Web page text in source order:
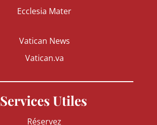
Ecclesia Mater
Vatican News
Vatican.va
Services Utiles
Réservez